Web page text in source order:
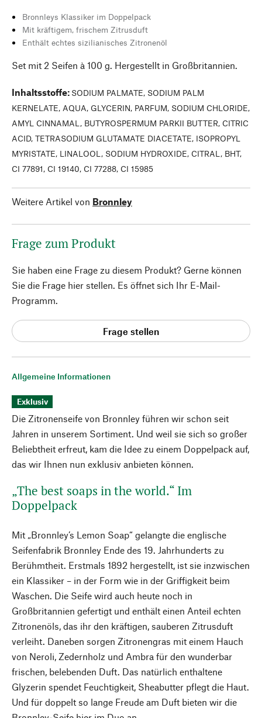
Allgemeine Informationen
Exklusiv
Die Zitronenseife von Bronnley führen wir schon seit
Jahren in unserem Sortiment. Und weil sie sich so großer
Beliebtheit erfreut, kam die Idee zu einem Doppelpack auf,
das wir Ihnen nun exklusiv anbieten können.
„The best soaps in the world.“ Im
Doppelpack
Mit „Bronnley’s Lemon Soap“ gelangte die englische
Seifenfabrik Bronnley Ende des 19. Jahrhunderts zu
Berühmtheit. Erstmals 1892 hergestellt, ist sie inzwischen
ein Klassiker – in der Form wie in der Griffigkeit beim
Waschen. Die Seife wird auch heute noch in
Großbritannien gefertigt und enthält einen Anteil echten
Zitronenöls, das ihr den kräftigen, sauberen Zitrusduft
verleiht. Daneben sorgen Zitronengras mit einem Hauch
von Neroli, Zedernholz und Ambra für den wunderbar
frischen, belebenden Duft. Das natürlich enthaltene
Glyzerin spendet Feuchtigkeit, Sheabutter pflegt die Haut.
Und für doppelt so lange Freude am Duft bieten wir die
Bronnleys Klassiker im Doppelpack
Mit kräftigem, frischem Zitrusduft
Enthält echtes sizilianisches Zitronenöl
Set mit 2 Seifen à 100 g. Hergestellt in Großbritannien.
Inhaltsstoffe: SODIUM PALMATE, SODIUM PALM
KERNELATE, AQUA, GLYCERIN, PARFUM, SODIUM CHLORIDE,
AMYL CINNAMAL, BUTYROSPERMUM PARKII BUTTER, CITRIC
ACID, TETRASODIUM GLUTAMATE DIACETATE, ISOPROPYL
MYRISTATE, LINALOOL, SODIUM HYDROXIDE, CITRAL, BHT,
CI 77891, CI 19140, CI 77288, CI 15985
Weitere Artikel von Bronnley
Frage zum Produkt
Sie haben eine Frage zu diesem Produkt? Gerne können
Sie die Frage hier stellen. Es öffnet sich Ihr E-Mail-
Programm.
Frage stellen